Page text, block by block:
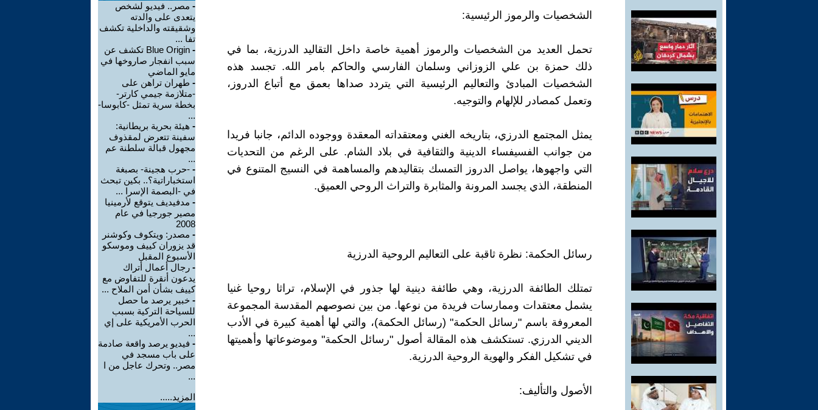
الشخصيات والرموز الرئيسية:
تحمل العديد من الشخصيات والرموز أهمية خاصة داخل التقاليد الدرزية، بما في
ذلك حمزة بن علي الزوزاني وسلمان الفارسي والحاكم بامر الله. تجسد هذه
الشخصيات المبادئ والتعاليم الرئيسية التي يتردد صداها بعمق مع أتباع الدروز،
وتعمل كمصادر للإلهام والتوجيه.
يمثل المجتمع الدرزي، بتاريخه الغني ومعتقداته المعقدة ووجوده الدائم، جانبا فريدا
من جوانب الفسيفساء الدينية والثقافية في بلاد الشام. على الرغم من التحديات
التي واجهوها، يواصل الدروز التمسك بتقاليدهم والمساهمة في النسيج المتنوع في
المنطقة، الذي يجسد المرونة والمثابرة والتراث الروحي العميق.
رسائل الحكمة: نظرة ثاقبة على التعاليم الروحية الدرزية
تمتلك الطائفة الدرزية، وهي طائفة دينية لها جذور في الإسلام، تراثا روحيا غنيا
يشمل معتقدات وممارسات فريدة من نوعها. من بين نصوصهم المقدسة المجموعة
المعروفة باسم "رسائل الحكمة" (رسائل الحكمة)، والتي لها أهمية كبيرة في الأدب
الديني الدرزي. تستكشف هذه المقالة أصول "رسائل الحكمة" وموضوعاتها وأهميتها
في تشكيل الفكر والهوية الروحية الدرزية.
الأصول والتأليف:
- مصر.. فيديو لشخص
يتعدى على والدته
وشقيقته والداخلية تكشف
تفا ...
-
Blue Origin تكشف عن
سبب انفجار صاروخها في
مايو الماضي
- طهران تراهن على
-متلازمة جيمي كارتر-
بخطة سرية تمثل -كابوسا-
...
- هيئة بحرية بريطانية:
سفينة تتعرض لمقذوف
مجهول قبالة سلطنة عم
...
- -حرب هجينة- بصبغة
استخباراتية؟.. بكين تبحث
في -البصمة الإسرا ...
- مدفيديف يتوقع لأرمينيا
مصير جورجيا في عام
2008
- مصدر: ويتكوف وكوشنر
قد يزوران كييف وموسكو
الأسبوع المقبل
- رجال أعمال أتراك
يدعون أنقرة للتفاوض مع
كييف بشأن أمن الملاح ...
- خبير يرصد ما حصل
للسياحة التركية بسبب
الحرب الأمريكية على إي
...
- فيديو يرصد واقعة صادمة
على باب مسجد في
مصر.. وتحرك عاجل من ا
...
المزيد.....